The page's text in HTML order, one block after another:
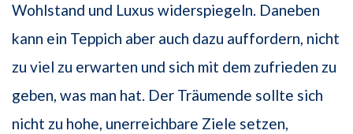
Wohlstand und Luxus widerspiegeln. Daneben
kann ein Teppich aber auch dazu auffordern, nicht
zu viel zu erwarten und sich mit dem zufrieden zu
geben, was man hat. Der Träumende sollte sich
nicht zu hohe, unerreichbare Ziele setzen,